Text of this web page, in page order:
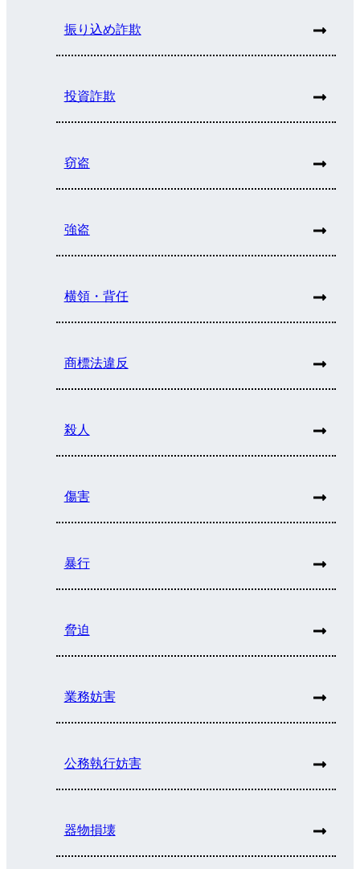
振り込め詐欺
投資詐欺
窃盗
強盗
横領・背任
商標法違反
殺人
傷害
暴行
脅迫
業務妨害
公務執行妨害
器物損壊